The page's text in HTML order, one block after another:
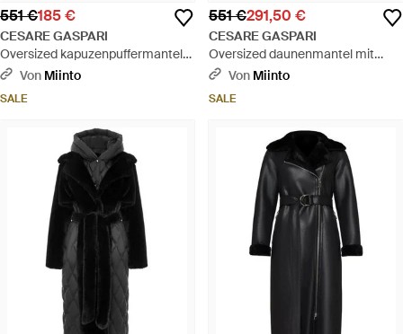
551 €185 €
CESARE GASPARI
Oversized kapuzenpuffermantel
mit kunstpelzbündchen - schwarz
Von Miinto
SALE
551 €291,50 €
CESARE GASPARI
Oversized daunenmantel mit
kapuze und kunstpelzärmeln -
Von Miinto
SALE